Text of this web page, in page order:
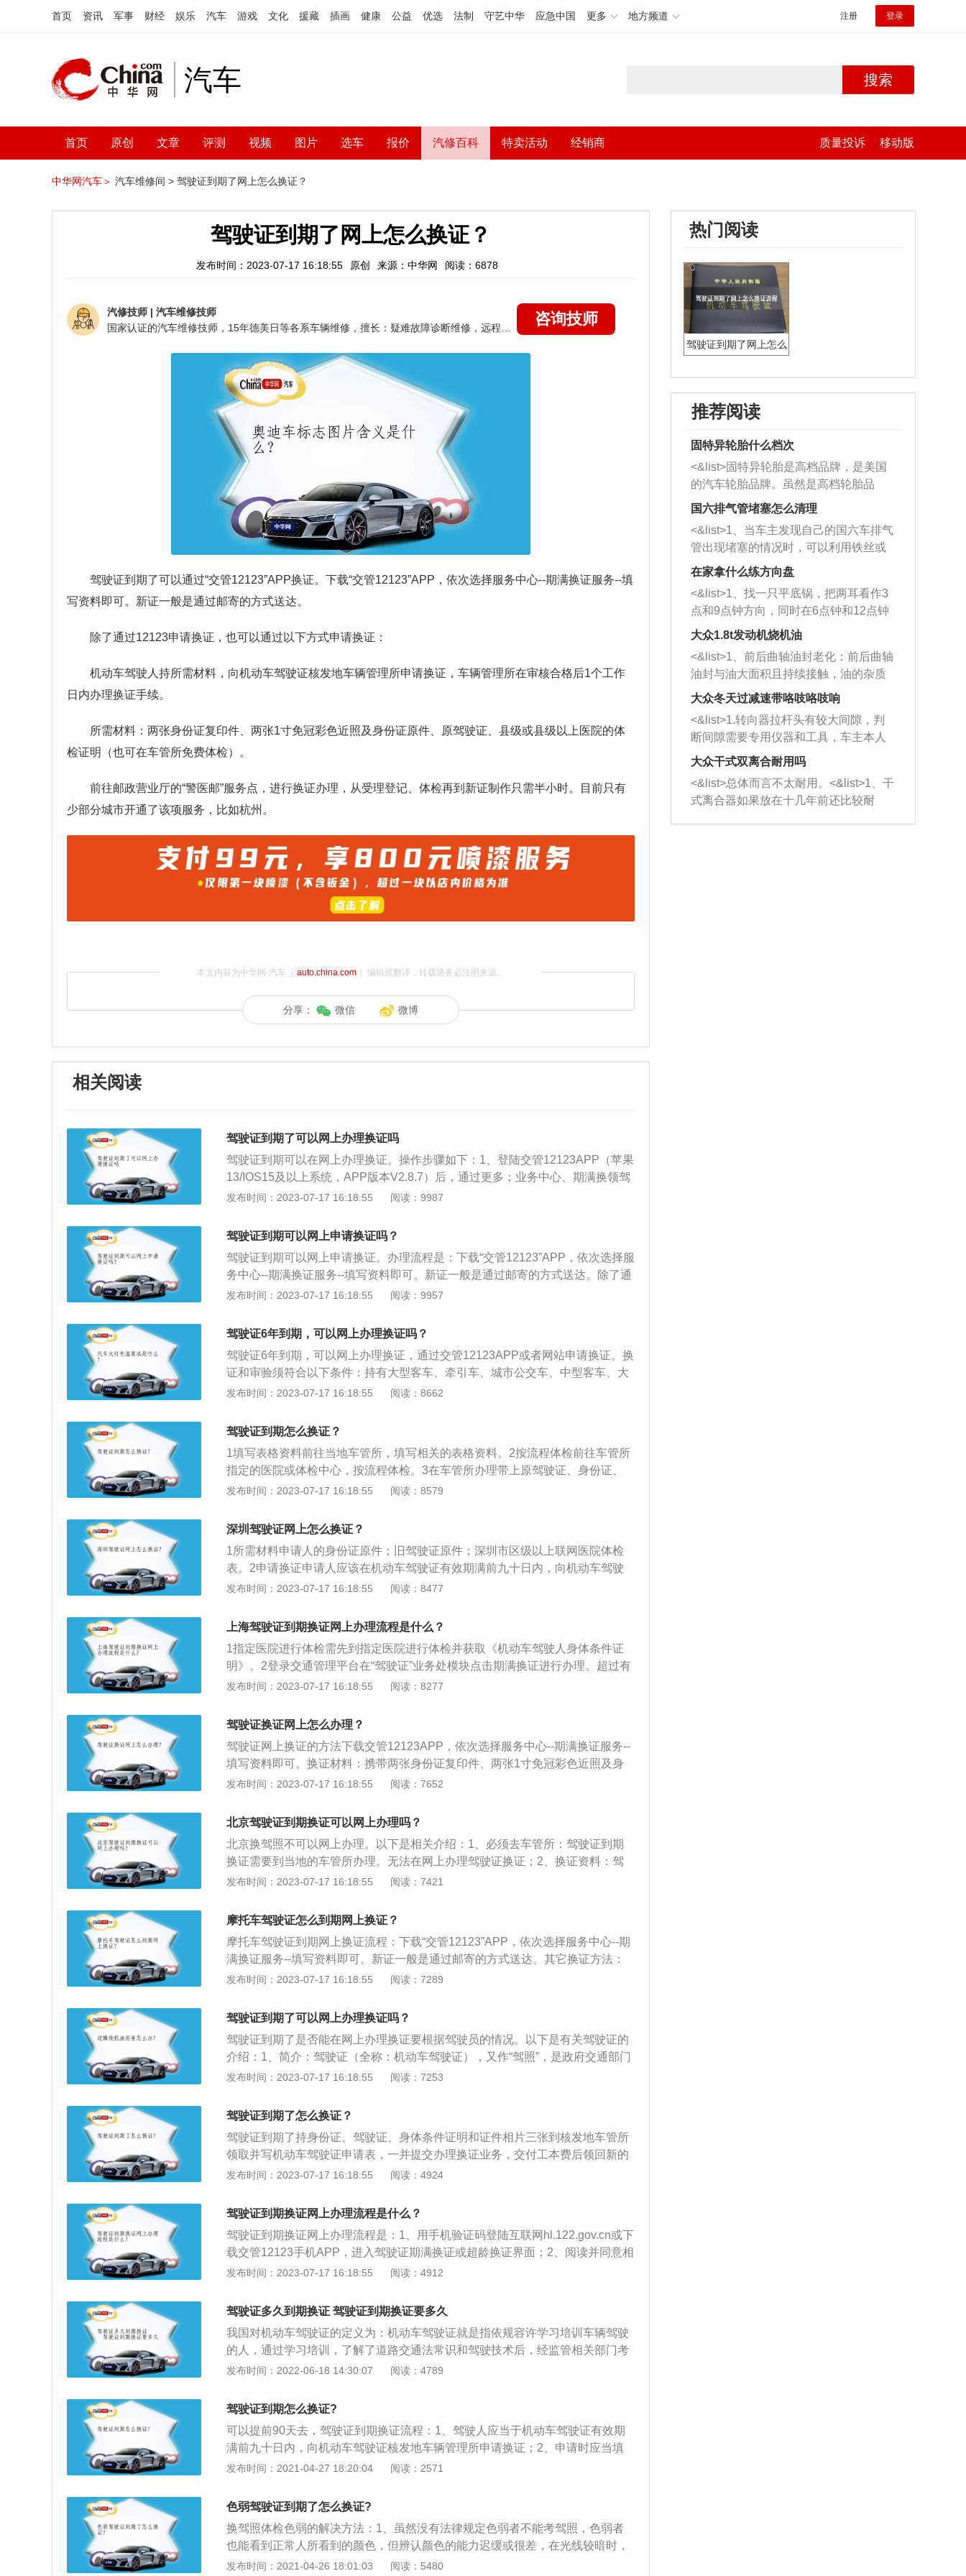
首页 资讯 军事 财经 娱乐 汽车 游戏 文化 援藏 插画 健康 公益 优选 法制 守艺中华 应急中国 更多 地方频道 注册 登录
汽车 搜索
首页 原创 文章 评测 视频 图片 选车 报价 汽修百科 特卖活动 经销商 质量投诉 移动版
中华网汽车＞ 汽车维修间 > 驾驶证到期了网上怎么换证？
驾驶证到期了网上怎么换证？
发布时间：2023-07-17 16:18:55 原创 来源：中华网 阅读：6878
汽修技师 | 汽车维修技师
咨询技师
驾驶证到期了可以通过“交管12123”APP换证。下载“交管12123”APP，依次选择服务中心--期满换证服务--填
写资料即可。新证一般是通过邮寄的方式送达。
除了通过12123申请换证，也可以通过以下方式申请换证：
机动车驾驶人持所需材料，向机动车驾驶证核发地车辆管理所申请换证，车辆管理所在审核合格后1个工作
日内办理换证手续。
所需材料：两张身份证复印件、两张1寸免冠彩色近照及身份证原件、原驾驶证、县级或县级以上医院的体
检证明（也可在车管所免费体检）。
前往邮政营业厅的“警医邮”服务点，进行换证办理，从受理登记、体检再到新证制作只需半小时。目前只有
少部分城市开通了该项服务，比如杭州。
本文内容为中华网·汽车（ auto.china.com）编辑或翻译，转载请务必注明来源。
分享： 微信 微博
相关阅读
驾驶证到期了可以网上办理换证吗
驾驶证到期可以在网上办理换证。操作步骤如下：1、登陆交管12123APP（苹果
13/IOS15及以上系统，APP版本V2.8.7）后，通过更多；业务中心、期满换领驾
驶证，进入期满换领驾驶证业务流程；2、认真阅读期满换证业务须知后，点击
名、驾驶证号码、有效期截止日期；3、可以选择自取或邮寄两种方式。如自
取，则需选择自取网点；如邮寄，则需填写收件地址；取件方式确认后，点击下
一步，进入期满换证提交页面，再次确认所填资料信息无误后，获取手机短信验
证码，核验通过后，点击提交按钮，完成期满换证业务申请信息提交；提交成功
后，通过首页、网办进度功能随时查看业务办理进度，网办中心工作人员将在1
填写的收件地址处，快递员派送邮件的同时收取邮寄费用，对于选择自取的，需
自行前往自取服务网点现场领取新驾驶证。需要注意的问题：1、办理期满换证
业务前请先到指定的医院进行体检，由医院上传体检信息后方能申请办理该项业
户一旦在互联网提交期满换证申请，不再受理该业务退办，如果用户拒绝签收或
不允许办理网上机动车和驾驶证相关业务。
发布时间：2023-07-17 16:18:55 阅读：9987
驾驶证到期可以网上申请换证吗？
驾驶证到期可以网上申请换证。办理流程是：下载“交管12123”APP，依次选择服
务中心--期满换证服务--填写资料即可。新证一般是通过邮寄的方式送达。除了通
过12123申请换证，也可以通过以下方式申请换证：机动车驾驶人持所需材料，
日内办理换证手续。所需材料：两张身份证复印件、两张1寸免冠彩色近照及身
份证原件、原驾驶证、县级或县级以上医院的体检证明（也可在车管所免费体
检）。前往邮政营业厅的“警医邮”服务点，进行换证办理，从受理登记、体检再
到新证制作只需半小时。目前只有少部分城市开通了该项服务，比如杭州。
发布时间：2023-07-17 16:18:55 阅读：9957
驾驶证6年到期，可以网上办理换证吗？
驾驶证6年到期，可以网上办理换证，通过交管12123APP或者网站申请换证。换
证和审验须符合以下条件：持有大型客车、牵引车、城市公交车、中型客车、大
型货车驾驶证在本记分周期内没有记分，或者持有其他准驾车型驾驶证在本记分
货车驾驶证一个记分周期内有记分，以及持有其他准驾车型驾驶证发生交通事故
造成人员死亡承担同等以上责任未被吊销机动车驾驶证的驾驶人，已参加审验教
育的；申请人没有未处理完毕的道路交通安全违法行为或者交通事故；申请人身
体条件符合驾驶许可条件；机动车驾驶证没有被依法扣押、扣留、暂扣、吊销、
注销或撤销的情形。换证期限：机动车驾驶人应当于机动车驾驶证有效期满前九
驾驶证申请表》。
发布时间：2023-07-17 16:18:55 阅读：8662
驾驶证到期怎么换证？
1填写表格资料前往当地车管所，填写相关的表格资料。2按流程体检前往车管所
指定的医院或体检中心，按流程体检。3在车管所办理带上原驾驶证、身份证、
上述表格及复印件，在车管所办理，当场即可领取新的驾驶证。
发布时间：2023-07-17 16:18:55 阅读：8579
深圳驾驶证网上怎么换证？
1所需材料申请人的身份证原件；旧驾驶证原件；深圳市区级以上联网医院体检
表。2申请换证申请人应该在机动车驾驶证有效期满前九十日内，向机动车驾驶
证核发地车辆管理所申请换证。
发布时间：2023-07-17 16:18:55 阅读：8477
上海驾驶证到期换证网上办理流程是什么？
1指定医院进行体检需先到指定医院进行体检并获取《机动车驾驶人身体条件证
明》。2登录交通管理平台在“驾驶证”业务处模块点击期满换证进行办理。超过有
效期满11个月、未满1年，需到核发地车辆管理所换证3驾驶证换证所需材料驾驶
此之外，驾驶证换证前处理好违章情况，扣分清零后才可以进行换证，否则不予
以核发。
发布时间：2023-07-17 16:18:55 阅读：8277
驾驶证换证网上怎么办理？
驾驶证网上换证的方法下载交管12123APP，依次选择服务中心--期满换证服务--
填写资料即可。换证材料：携带两张身份证复印件、两张1寸免冠彩色近照及身
份证原件、原驾驶证、县级或县级以上医院的体检证明（也可在车管所免费体
客车、大型货车驾驶证在本记分周期内没有记分，或者持有其他准驾车型驾驶证
在本记分周期内记分未达到12分；持有大型客车、牵引车、城市公交车、中型客
车、大型货车驾驶证一个记分周期内有记分，以及持有其他准驾车型驾驶证发生
交通事故造成人员死亡承担同等以上责任未被吊销机动车驾驶证的驾驶人，已参
加审验教育的；申请人没有未处理完毕的道路交通安全违法行为或者交通事故；
扣、吊销、注销或撤销的情形。
发布时间：2023-07-17 16:18:55 阅读：7652
北京驾驶证到期换证可以网上办理吗？
北京换驾照不可以网上办理。以下是相关介绍：1、必须去车管所：驾驶证到期
换证需要到当地的车管所办理。无法在网上办理驾驶证换证；2、换证资料：驾
驶证在有效期限90日内，可以申请换证，需要的资料有身份证，驾驶证，居住证
照），体检报告（二甲级以上的医院开具）；3、车管所作用：车管所主要负责
承办机动车注册、变更、转移、抵押、注销登记，机动车驾驶证申请、补领、换
领、审验及受理机动车和驾驶员相关的其他业务。
发布时间：2023-07-17 16:18:55 阅读：7421
摩托车驾驶证怎么到期网上换证？
摩托车驾驶证到期网上换证流程：下载“交管12123”APP，依次选择服务中心--期
满换证服务--填写资料即可。新证一般是通过邮寄的方式送达。其它换证方法：
车管所换证流程：机动车驾驶人持所需材料，向机动车驾驶证核发地车辆管理所
带两张身份证复印件、两张1寸免冠彩色近照及身份证原件、原驾驶证、县级或
县级以上医院的体检证明（也可在车管所免费体检）。前往邮政营业厅的“警医
邮”服务点，进行换证办理，从受理登记、体检再到新证制作只需半小时。目前只
有少部分城市开通了该项服务，比如杭州。
发布时间：2023-07-17 16:18:55 阅读：7289
驾驶证到期了可以网上办理换证吗？
驾驶证到期了是否能在网上办理换证要根据驾驶员的情况。以下是有关驾驶证的
介绍：1、简介：驾驶证（全称：机动车驾驶证），又作“驾照”，是政府交通部门
发给具有驾驶资格人士的证明文件，通常是一张卡片。2、条件：要取得驾驶
持有人可驾驶的机动车辆种类，例如摩托车、小客车、货车、公共汽车等。
发布时间：2023-07-17 16:18:55 阅读：7253
驾驶证到期了怎么换证？
驾驶证到期了持身份证、驾驶证、身体条件证明和证件相片三张到核发地车管所
领取并写机动车驾驶证申请表，一并提交办理换证业务，交付工本费后领回新的
驾驶证。如果本人有因或在异地不能自己申请办理换证业务时，可将身份证、驾
或朋友帮忙办理。本人必须在暂住地车管所领取并填写好一份机动车驾驶证申请
表再寄回，因为此表要与委托人共同签字方可办理。
发布时间：2023-07-17 16:18:55 阅读：4924
驾驶证到期换证网上办理流程是什么？
驾驶证到期换证网上办理流程是：1、用手机验证码登陆互联网hl.122.gov.cn或下
载交管12123手机APP，进入驾驶证期满换证或超龄换证界面；2、阅读并同意相
关法律法规及相关注意事项，完成驾驶证期满换证或超龄换证后进入取件业务办
申请人申请互联网注册时驾驶证状态处于注销或申请人身份证号码与驾驶证号码
不一致的，申请人不能注办理互联网用户注册面签业务；2、注册人的详细通讯
地址，如选择邮政寄递方式取证，地址错误将无法收到补领或换领的驾驶证。
发布时间：2023-07-17 16:18:55 阅读：4912
驾驶证多久到期换证 驾驶证到期换证要多久
我国对机动车驾驶证的定义为：机动车驾驶证就是指依规容许学习培训车辆驾驶
的人，通过学习培训，了解了道路交通法常识和驾驶技术后，经监管相关部门考
试通过，签发批准行驶某类机动车辆的法规证明。驾驶证多久到期换证机动车驾
理正常手续更换新的机动车驾驶证。至于逾期时间段在一年以上三年之内的，必
须在车辆管理所报名参加科一考试，考试通过才有资格换证。逾期超过三年的直
接撤销机动车驾驶证，然后机动车驾驶证驾照过期后最长时间段在三年之内务必
换证。驾照过期行驶是属于无照驾驶。被查到后，将惩处两百元至两千元的处罚
金，并拘押十五天之内。过期无照驾驶出现涉及到伤亡的重大安全事故，将依法
必换证在中国的法规中并没有明确要求，但是根据相关的处罚规定。驾驶证到期
换证要多久可以拿到新的驾驶证换证当日通常可以领到机动车驾驶证。单纯驾驶
证换证30分钟左右完成,不管排队人有多少,整个换证过程半小时之内，立刻在抄
发布时间：2022-06-18 14:30:07 阅读：4789
驾驶证到期怎么换证?
可以提前90天去，驾驶证到期换证流程：1、驾驶人应当于机动车驾驶证有效期
满前九十日内，向机动车驾驶证核发地车辆管理所申请换证；2、申请时应当填
写《机动车驾驶证申请表》，并提交机动车驾驶人的身份证明、机动车驾驶证、
残疾人专用小型自动挡载客汽车的，应当提交经省级卫生主管部门指定的专门医
疗机构出具的有关身体条件的证明。
发布时间：2021-04-27 18:20:04 阅读：2571
色弱驾驶证到期了怎么换证?
换驾照体检色弱的解决方法：1、虽然没有法律规定色弱者不能考驾照，色弱者
也能看到正常人所看到的颜色，但辨认颜色的能力迟缓或很差，在光线较暗时，
有的几乎和色盲差不多或表现为色觉疲劳，这对开车及行车安全都是有影响的；
发布时间：2021-04-26 18:01:03 阅读：5480
热门阅读
驾驶证到期了网上怎么
推荐阅读
固特异轮胎什么档次
<&list>固特异轮胎是高档品牌，是美国
的汽车轮胎品牌。虽然是高档轮胎品
牌，但是中高低端的轮胎都有生产，这
也是为了更好的开拓市场。
国六排气管堵塞怎么清理
<&list>1、当车主发现自己的国六车排气
管出现堵塞的情况时，可以利用铁丝或
者是细棍，直接将杂物给取出来，如果
堵塞情况比较严重，也可以采取应急措
施。 <&list>2、直接利用木棍将所有的
杂物推到排气管里面的位置处，然后将
三元催化器拆解开，就可以将堵塞的东
西取出来。但如果是因为积碳过多引起
的堵塞，就需要将三元催化器泡在草酸
洗剂对堵塞的情况得到解决，将清洗剂
放在燃油箱中，与燃油混合后，车辆启
动时，就可以和汽油一起进入到燃烧
室，最后形成废气排出，就可以让三元
催化器得到清洗，排气管堵塞的情况就
能够得到解决。
在家拿什么练方向盘
<&list>1、找一只平底锅，把两耳看作3
点和9点钟方向，同时在6点钟和12点钟
方向做一个标记。 <&list>2、双手握住
一圈半的练习，往右同样也要打相同的
圈数。 <&list>3、最后强调要反复练
习，这样就可以形成肌肉记忆，在真实
驾驶车辆时，不需要记忆也能打好方
向。
大众1.8t发动机烧机油
<&list>1、前后曲轴油封老化：前后曲轴
油封与油大面积且持续接触，油的杂质
和发动机内持续温度变化使其密封效果
逐渐减弱，导致渗油或漏油。<&list>2、
活塞间隙过大：积碳会使活塞环与缸体
的间隙扩大，导致机油流入燃烧室中，
造成烧机油。<&list>3、机油粘度。使用
机油粘度过小的话，同样会有烧机油现
象，机油粘度过小具有很好的流动性，
大众冬天过减速带咯吱咯吱响
<&list>1.转向器拉杆头有较大间隙，判
断间隙需要专用仪器和工具，车主本人
无法制作，需要将车辆送到修理厂或4s
店；<&list>2.车辆半轴套管防尘罩破
裂，破裂后会出现漏油现象，使半轴磨
损严重，磨损的半轴容易损坏，产生异
响；<&list>3.稳定器的转向胶套和球头
大众干式双离合耐用吗
<&list>总体而言不太耐用。<&list>1、干
式离合器如果放在十几年前还比较耐